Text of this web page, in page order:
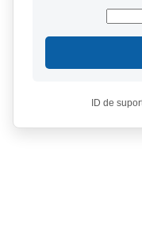
ID de